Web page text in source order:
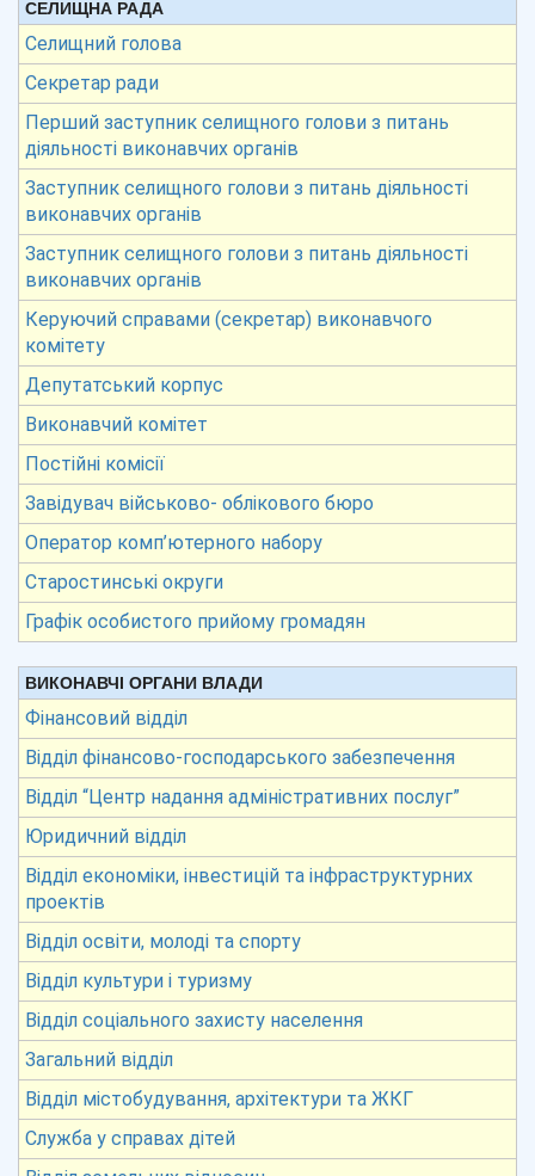
СЕЛИЩНА РАДА
Селищний голова
Секретар ради
Перший заступник селищного голови з питань
діяльності виконавчих органів
Заступник селищного голови з питань діяльності
виконавчих органів
Заступник селищного голови з питань діяльності
виконавчих органів
Керуючий справами (секретар) виконавчого
комітету
Депутатський корпус
Виконавчий комітет
Постійні комісії
Завідувач військово- облікового бюро
Оператор комп’ютерного набору
Старостинські округи
Графік особистого прийому громадян
ВИКОНАВЧІ ОРГАНИ ВЛАДИ
Фінансовий відділ
Відділ фінансово-господарського забезпечення
Відділ “Центр надання адміністративних послуг”
Юридичний відділ
Відділ економіки, інвестицій та інфраструктурних
проектів
Відділ освіти, молоді та спорту
Відділ культури і туризму
Відділ соціального захисту населення
Загальний відділ
Відділ містобудування, архітектури та ЖКГ
Служба у справах дітей